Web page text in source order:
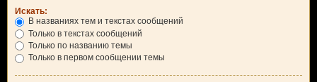
Искать:
В названиях тем и текстах сообщений
Только в текстах сообщений
Только по названию темы
Только в первом сообщении темы